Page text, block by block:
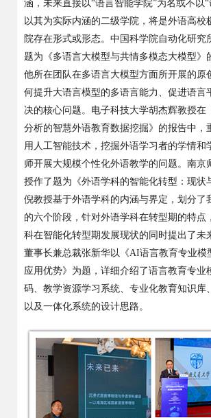
涵，未来直接以“语言智能学院”为名或不以
以其为实际内涵的二级学院，将是外语高校
院存在形式或形态。中国科学院自动化研究
题为《多语言大模型与共情多模态大模型》
他所在团队在多语言大模型方面所开展的原
何提升大语言模型的多语言能力、促进语言
决的核心问题。电子科技大学胡杰辉教授在
分析的智慧外语教育数据挖掘》的报告中，
用人工智能技术，挖掘外语学习者的学情和
师开展大规模个性化外语教学的问题。南京
授作了题为《外语学科的智能化转型：现状
倪教授基于外语学科的内涵与界定，划分了
的六个阶段，针对外语学科在转型期的特点
科在智能化转型期发展现状的同时提出了未
董事长兼总裁张新华以《AI语言教育专业模
应用优势》为题，详细介绍了语言教育专业
码、教学资源学习系统、专业化教育知识库
以及一体化系统的设计思路。